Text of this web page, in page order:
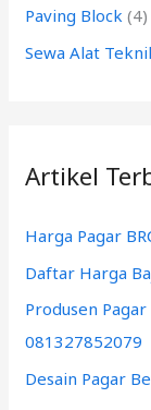
Paving Block (4)
Sewa Alat
Artikel
Harga Pagar
Daftar Harga
Produsen
081327852079
Desain Pagar